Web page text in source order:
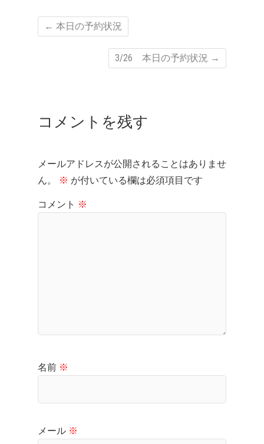
← 本日の予約状況
3/26 本日の予約状況 →
コメントを残す
メールアドレスが公開されることはありませ
ん。
※ が付いている欄は必須項目です
コメント ※
名前 ※
メール ※